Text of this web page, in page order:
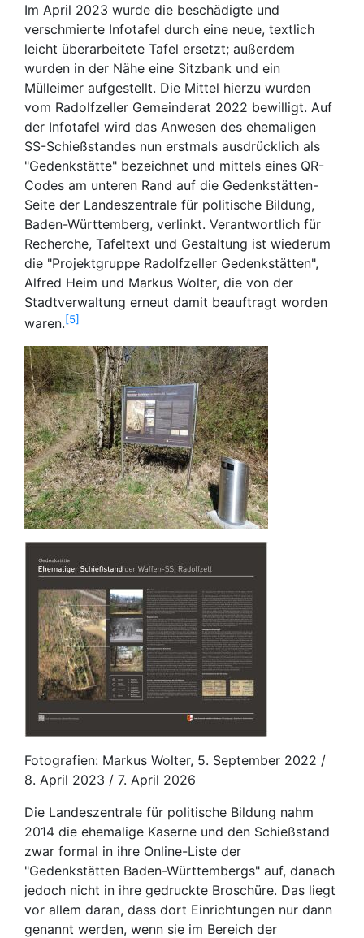
Im April 2023 wurde die beschädigte und
verschmierte Infotafel durch eine neue, textlich
leicht überarbeitete Tafel ersetzt; außerdem
wurden in der Nähe eine Sitzbank und ein
Mülleimer aufgestellt. Die Mittel hierzu wurden
vom Radolfzeller Gemeinderat 2022 bewilligt. Auf
der Infotafel wird das Anwesen des ehemaligen
SS-Schießstandes nun erstmals ausdrücklich als
"Gedenkstätte" bezeichnet und mittels eines QR-
Codes am unteren Rand auf die Gedenkstätten-
Seite der Landeszentrale für politische Bildung,
Baden-Württemberg, verlinkt. Verantwortlich für
Recherche, Tafeltext und Gestaltung ist wiederum
die "Projektgruppe Radolfzeller Gedenkstätten",
Alfred Heim und Markus Wolter, die von der
Stadtverwaltung erneut damit beauftragt worden
waren. 5
Fotografien: Markus Wolter, 5. September 2022 /
8. April 2023 / 7. April 2026
Die Landeszentrale für politische Bildung nahm
2014 die ehemalige Kaserne und den Schießstand
zwar formal in ihre Online-Liste der
"Gedenkstätten Baden-Württembergs" auf, danach
jedoch nicht in ihre gedruckte Broschüre. Das liegt
vor allem daran, dass dort Einrichtungen nur dann
genannt werden, wenn sie im Bereich der